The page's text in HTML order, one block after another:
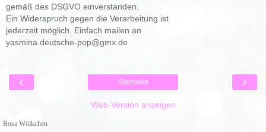
gemäß des DSGVO einverstanden.
Ein Widerspruch gegen die Verarbeitung ist
jederzeit möglich. Einfach mailen an
yasmina.deutsche-pop@gmx.de
‹ ›
Startseite
Web-Version anzeigen
Rosa Wölkchen